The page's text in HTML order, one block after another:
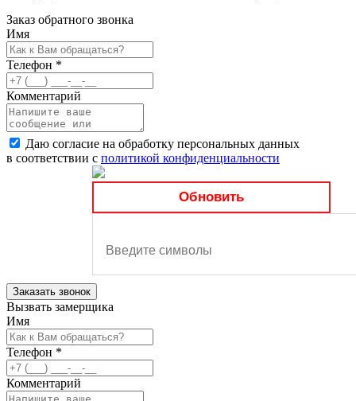
Заказ обратного звонка
Имя
Телефон *
Комментарий
Даю согласие на обработку персональных данных
в соответствии с политикой конфиденциальности
Обновить
Заказать звонок
Вызвать замерщика
Имя
Телефон *
Комментарий